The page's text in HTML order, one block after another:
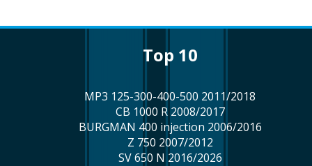
top 10
MP3 125-300-400-500 2011/2018
CB 1000 R 2008/2017
BURGMAN 400 injection 2006/2016
Z 750 2007/2012
SV 650 N 2016/2026